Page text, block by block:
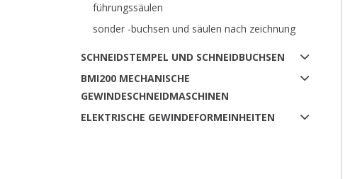
führungssäulen
sonder -buchsen und säulen nach zeichnung
SCHNEIDSTEMPEL UND SCHNEIDBUCHSEN
BMI200 MECHANISCHE
GEWINDESCHNEIDMASCHINEN
ELEKTRISCHE GEWINDEFORMEINHEITEN